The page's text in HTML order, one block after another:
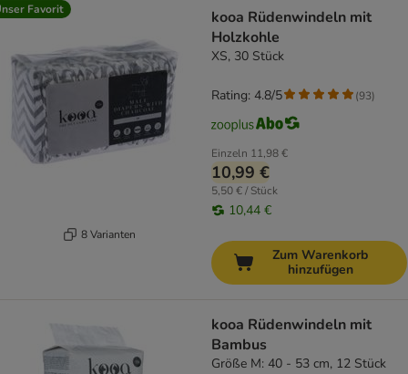
Favorit
8 Varianten
kooa Rüdenwindeln mit
Holzkohle
XS, 30 Stück
Einzeln 11,98 €
10,99 €
5,50 € / Stück
10,44 €
Rating: 4.8/5 (93)
Zum Warenkorb
hinzufügen
kooa Rüdenwindeln mit
Bambus
Größe M: 40 - 53 cm, 12 Stück